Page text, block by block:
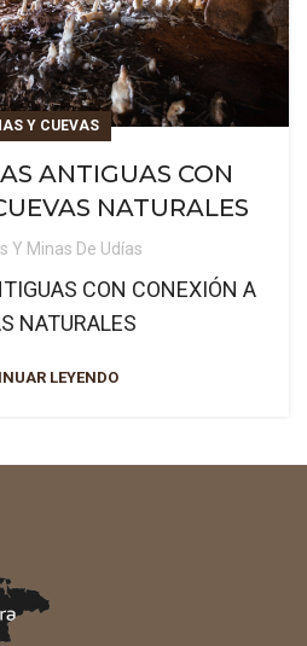
Y CUEVAS
ANTIGUAS CON
NATURALES
Y Minas De Udías
CON CONEXIÓN A
NATURALES
LEYENDO